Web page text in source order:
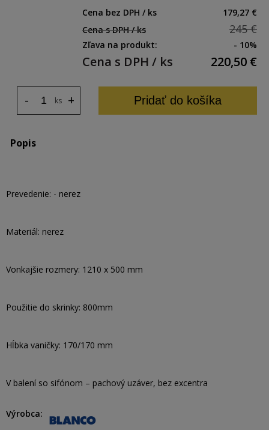
Cena bez DPH / ks
179,27 €
Cena s DPH / ks
245 €
Zľava na produkt: - 10%
Cena s DPH / ks 220,50 €
ks +
- Pridať do košíka
Popis
Prevedenie: - nerez
Materiál: nerez
Vonkajšie rozmery: 1210 x 500 mm
Použitie do skrinky: 800mm
Hĺbka vaničky: 170/170 mm
V balení so sifónom – pachový uzáver, bez excentra
Výrobca